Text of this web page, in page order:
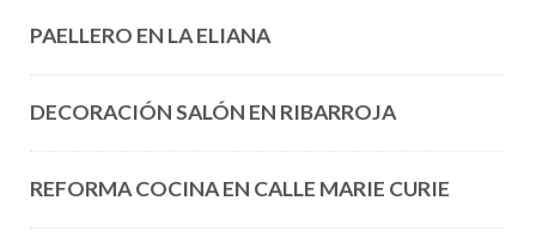
PAELLERO EN LA ELIANA
DECORACIÓN SALÓN EN RIBARROJA
REFORMA COCINA EN CALLE MARIE CURIE